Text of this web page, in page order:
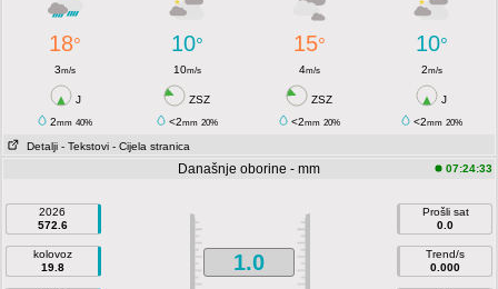
18° 10° 15° 10°
3m/s 10m/s 4m/s 2m/s
J ZSZ ZSZ
J
2mm 40% <2mm 20% <2mm 20% <2mm 20%
Detalji - Tekstovi - Cijela stranica
Današnje oborine - mm 07:24:33
2026
572.6
kolovoz
19.8
1.0
Prošli sat
0.0
Trend/s
0.000